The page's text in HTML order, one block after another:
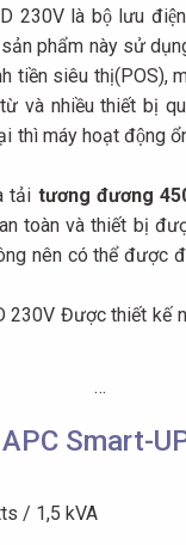
230V là bộ lưu
phẩm này sử
tiền siêu thị(POS),
và nhiều thiết bị
máy hoạt động
tải tương đương
toàn và thiết bị
nên có thể được
230V Được thiết kế
…
Smart-
/ 1,5 kVA